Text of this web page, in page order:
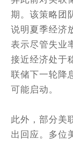
期。该策略团
说明夏季经济
表示尽管失业
接近经济处于
联储下一轮降
可能启动。
此外，部分美
出回应。多位